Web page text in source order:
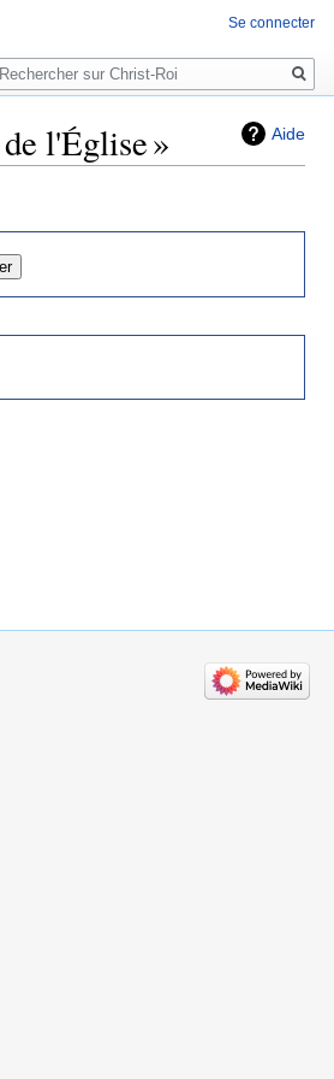
Aide
l'Église »
Se connecter